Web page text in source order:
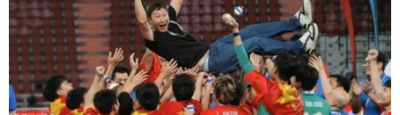
Đề nghị phía Malaysia xét xử công bằng
đối với Đoàn Thị Hương